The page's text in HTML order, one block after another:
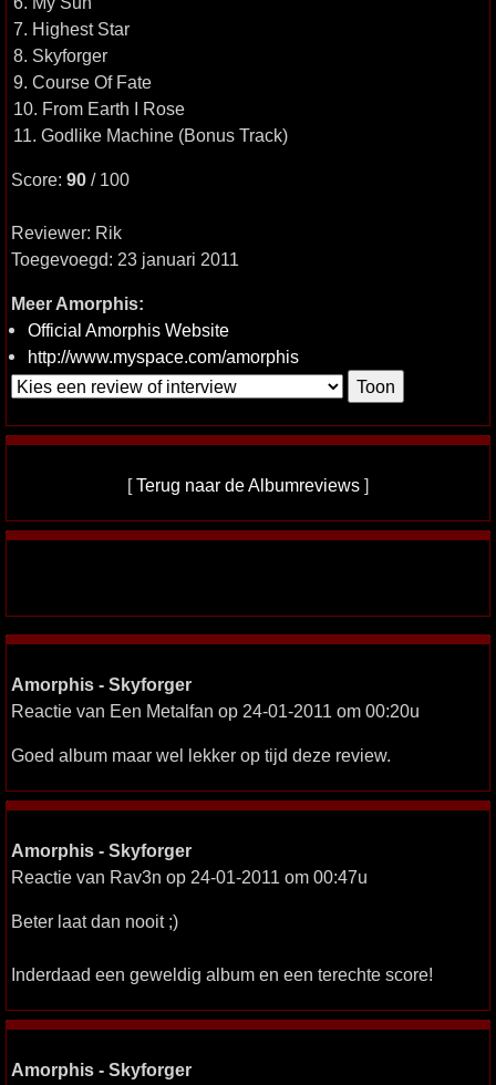
7. Highest Star
8. Skyforger
9. Course Of Fate
10. From Earth I Rose
11. Godlike Machine (Bonus Track)
Score: 90 / 100
Reviewer: Rik
Toegevoegd: 23 januari 2011
Meer Amorphis:
Official Amorphis Website
http://www.myspace.com/amorphis
[Terug naar de Albumreviews ]
Amorphis - Skyforger
Reactie van Een Metalfan op 24-01-2011 om 00:20u
Goed album maar wel lekker op tijd deze review.
Amorphis - Skyforger
Reactie van Rav3n op 24-01-2011 om 00:47u
Beter laat dan nooit ;)
Inderdaad een geweldig album en een terechte score!
Amorphis - Skyforger